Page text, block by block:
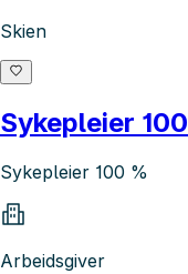
Skien
Sykepleier
Sykepleier 100 %
Arbeidsgiver